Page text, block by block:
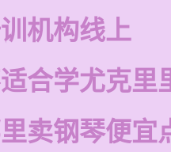
机构线上
合学尤克里
卖钢琴便宜